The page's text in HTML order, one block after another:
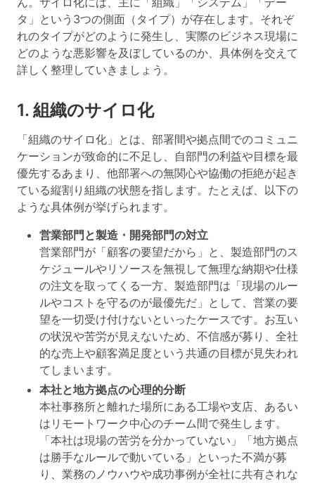
タ」という3つの側面（タイプ）が存在します。それぞ
れのタイプがどのように発生し、実際のビジネス現場に
どのような悪影響を及ぼしているのか、具体例を交えて
詳しく整理していきましょう。
1. 組織のサイロ化
「組織のサイロ化」とは、部署間や拠点間でのコミュニ
ケーションが致命的に不足し、 自部門の利益や目標を最
優先するあまり、他部署への無関心や協働の拒絶が起き
ている縦割り組織の状態を指します。たとえば、以下の
ような具体例が挙げられます。
営業部門と製造・開発部門の対立
営業部門が「顧客の要望だから」と、製造部門のス
ケジュールやリソースを無視して無理な納期や仕様
の注文を取ってくる一方、製造部門は「現場のルー
ルやコストを守るのが最優先だ」として、営業の要
望を一切受け付けないといったケースです。お互い
の状況や苦労が見えないため、不信感が募り、全社
的な売上や顧客満足度という共通の目標が見失われ
てしまいます。
本社と地方拠点の心理的分断
本社事務所と離れた場所にある工場や支店、あるい
はリモートワーク中心のチーム間で発生します。
「本社は現場の苦労を分かっていない」「地方拠点
は勝手なルールで動いている」といった不満が募
り、業務のノウハウや成功事例が全社に共有されな